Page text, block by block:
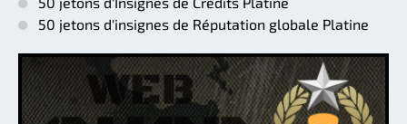
50 jetons d'insignes de Réputation globale Platine